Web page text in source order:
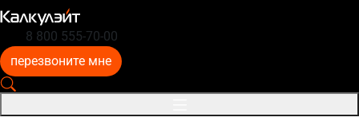
8 800 555-70-00
перезвоните мне